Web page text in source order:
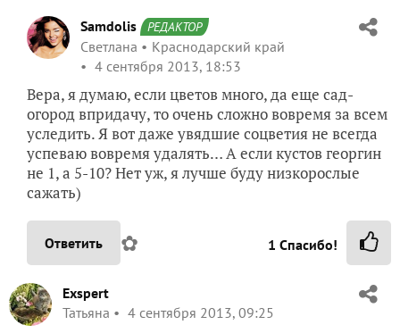
Samdolis РЕДАКТОР
Светлана
Краснодарский край
4 сентября 2013, 18:53
Вера, я думаю, если цветов много, да еще сад-
огород впридачу, то очень сложно вовремя за всем
уследить. Я вот даже увядшие соцветия не всегда
успеваю вовремя удалять… А если кустов георгин
не 1, а 5-10? Нет уж, я лучше буду низкорослые
сажать)
Ответить ✿ 1 Спасибо!
Exspert
Татьяна
4 сентября 2013, 09:25